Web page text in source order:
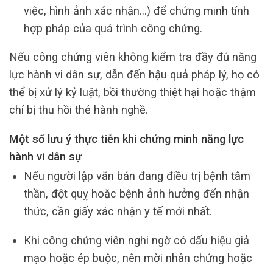
việc, hình ảnh xác nhận…) để chứng minh tính
hợp pháp của quá trình công chứng.
Nếu công chứng viên không kiểm tra đầy đủ năng
lực hành vi dân sự, dẫn đến hậu quả pháp lý, họ có
thể bị xử lý kỷ luật, bồi thường thiệt hại hoặc thậm
chí bị thu hồi thẻ hành nghề.
Một số lưu ý thực tiễn khi chứng minh năng lực
hành vi dân sự
Nếu người lập văn bản đang điều trị bệnh tâm
thần, đột quỵ hoặc bệnh ảnh hưởng đến nhận
thức, cần giấy xác nhận y tế mới nhất.
Khi công chứng viên nghi ngờ có dấu hiệu giả
mạo hoặc ép buộc, nên mời nhân chứng hoặc